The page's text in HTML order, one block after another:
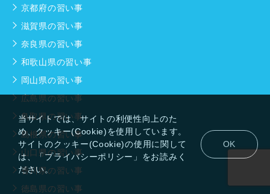
当サイトでは、サイトの利便性向上のた
め、クッキー(Cookie)を使用しています。
サイトのクッキー(Cookie)の使用に関して
は、「プライバシーポリシー」をお読みく
ださい。
OK
京都府の習い事
滋賀県の習い事
奈良県の習い事
和歌山県の習い事
岡山県の習い事
広島県の習い事
鳥取県の習い事
島根県の習い事
山口県の習い事
香川県の習い事
徳島県の習い事